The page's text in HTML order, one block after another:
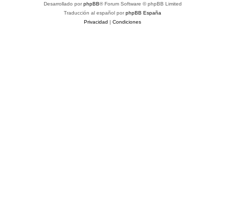
Desarrollado porphpBB® Forum Software © phpBB Limited
Traducción al español porphpBB España
Privacidad | Condiciones